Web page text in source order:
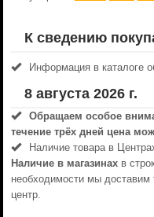
К сведению
Информация в каталоге
8 августа 2026 г.
Обращаем особое
течениe трёх дней цена
Наличие товара в
Наличие в магазинахв
необходимости мы
центр.